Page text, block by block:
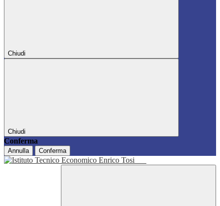
Chiudi
Chiudi
Conferma
Annulla Conferma